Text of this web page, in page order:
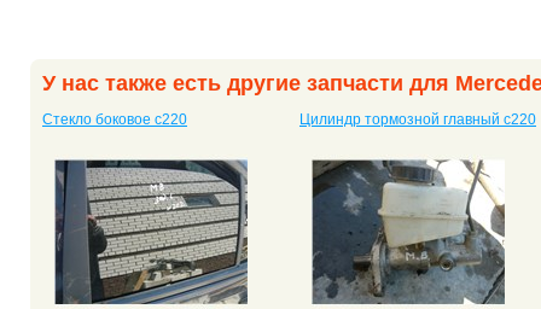
У нас также есть другие запчасти для
Стекло боковое c220 Цилиндр тормозной главный c220